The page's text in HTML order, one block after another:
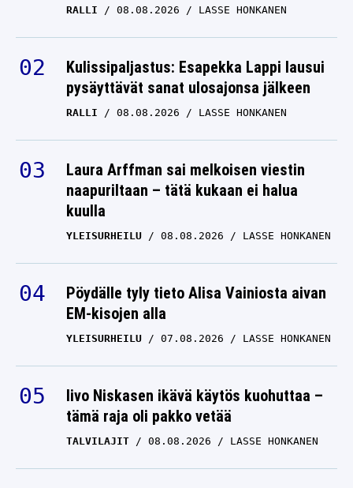
RALLI 08.08.2026 LASSE HONKANEN
Kulissipaljastus: Esapekka Lappi lausui
pysäyttävät sanat ulosajonsa jälkeen
RALLI 08.08.2026 LASSE HONKANEN
Laura Arffman sai melkoisen viestin
naapuriltaan – tätä kukaan ei halua
kuulla
YLEISURHEILU 08.08.2026 LASSE HONKANEN
Pöydälle tyly tieto Alisa Vainiosta aivan
EM-kisojen alla
YLEISURHEILU 07.08.2026 LASSE HONKANEN
Iivo Niskasen ikävä käytös kuohuttaa –
tämä raja oli pakko vetää
TALVILAJIT 08.08.2026 LASSE HONKANEN